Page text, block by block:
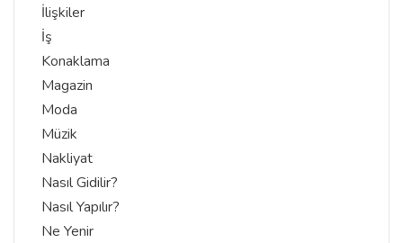
İlişkiler
İş
Konaklama
Magazin
Moda
Müzik
Nakliyat
Nasıl Gidilir?
Nasıl Yapılır?
Ne Yenir